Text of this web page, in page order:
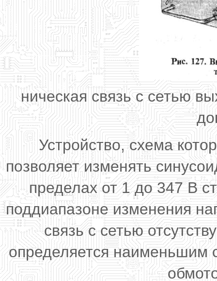
ническая связь с сетью
Устройство, схема
позволяет изменять
пределах от 1 до 347 В
поддиапазоне изменения
связь с сетью
определяется наименьшим